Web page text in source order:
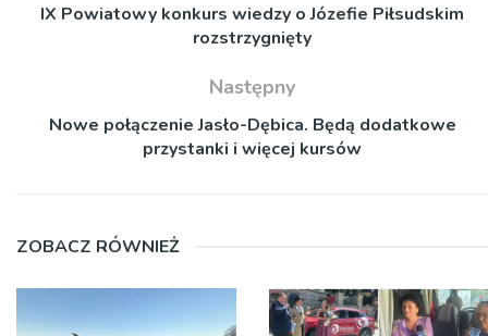
IX Powiatowy konkurs wiedzy o Józefie Piłsudskim
rozstrzygnięty
Następny
Nowe połączenie Jasło-Dębica. Będą dodatkowe
przystanki i więcej kursów
ZOBACZ RÓWNIEŻ